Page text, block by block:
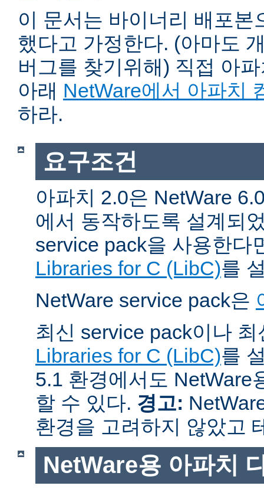
이 문서는 바이너리 배포본
했다고 가정한다. (아마도
버그를 찾기위해) 직접 아
아래 NetWare에서 아파치
하라.
요구조건
아파치 2.0은 NetWare
에서 동작하도록 설계되
service pack을 사용한다
Libraries for C (LibC)를
NetWare service pack은
최신 service pack이나
Libraries for C (LibC)를
5.1 환경에서도 NetWare
할 수 있다. 경고:
환경을 고려하지 않았고
NetWare용 아파치